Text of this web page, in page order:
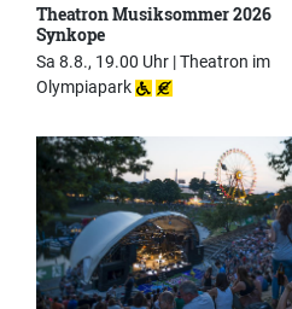
Theatron Musiksommer 2026
Synkope
Sa 8.8., 19.00 Uhr |Theatron im
Olympiapark